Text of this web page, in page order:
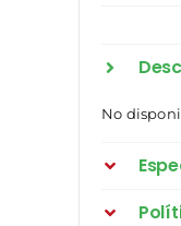
No